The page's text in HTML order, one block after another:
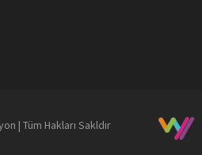
| Tüm Hakları Sakldır